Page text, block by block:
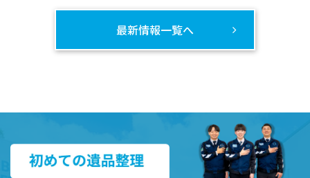
最新情報一覧へ